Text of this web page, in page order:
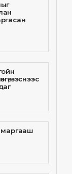
зэснээс
маргааш